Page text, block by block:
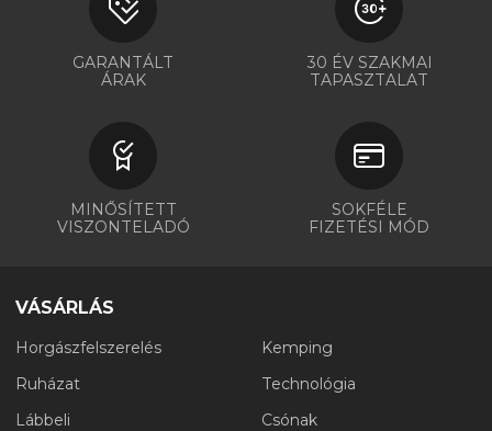
GARANTÁLT
ÁRAK
30 ÉV SZAKMAI
TAPASZTALAT
MINŐSÍTETT
VISZONTELADÓ
SOKFÉLE
FIZETÉSI MÓD
VÁSÁRLÁS
Horgászfelszerelés
Ruházat
Lábbeli
Kemping
Technológia
Csónak